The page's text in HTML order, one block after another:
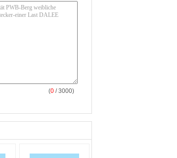
(0 / 3000)